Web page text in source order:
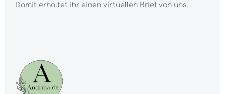
Damit erhaltet ihr einen virtuellen Brief von uns.